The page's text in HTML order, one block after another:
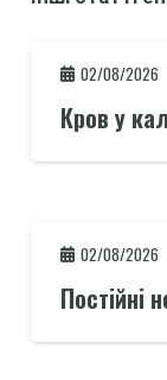
02/08/2026
Кров у
02/08/2026
Постійні